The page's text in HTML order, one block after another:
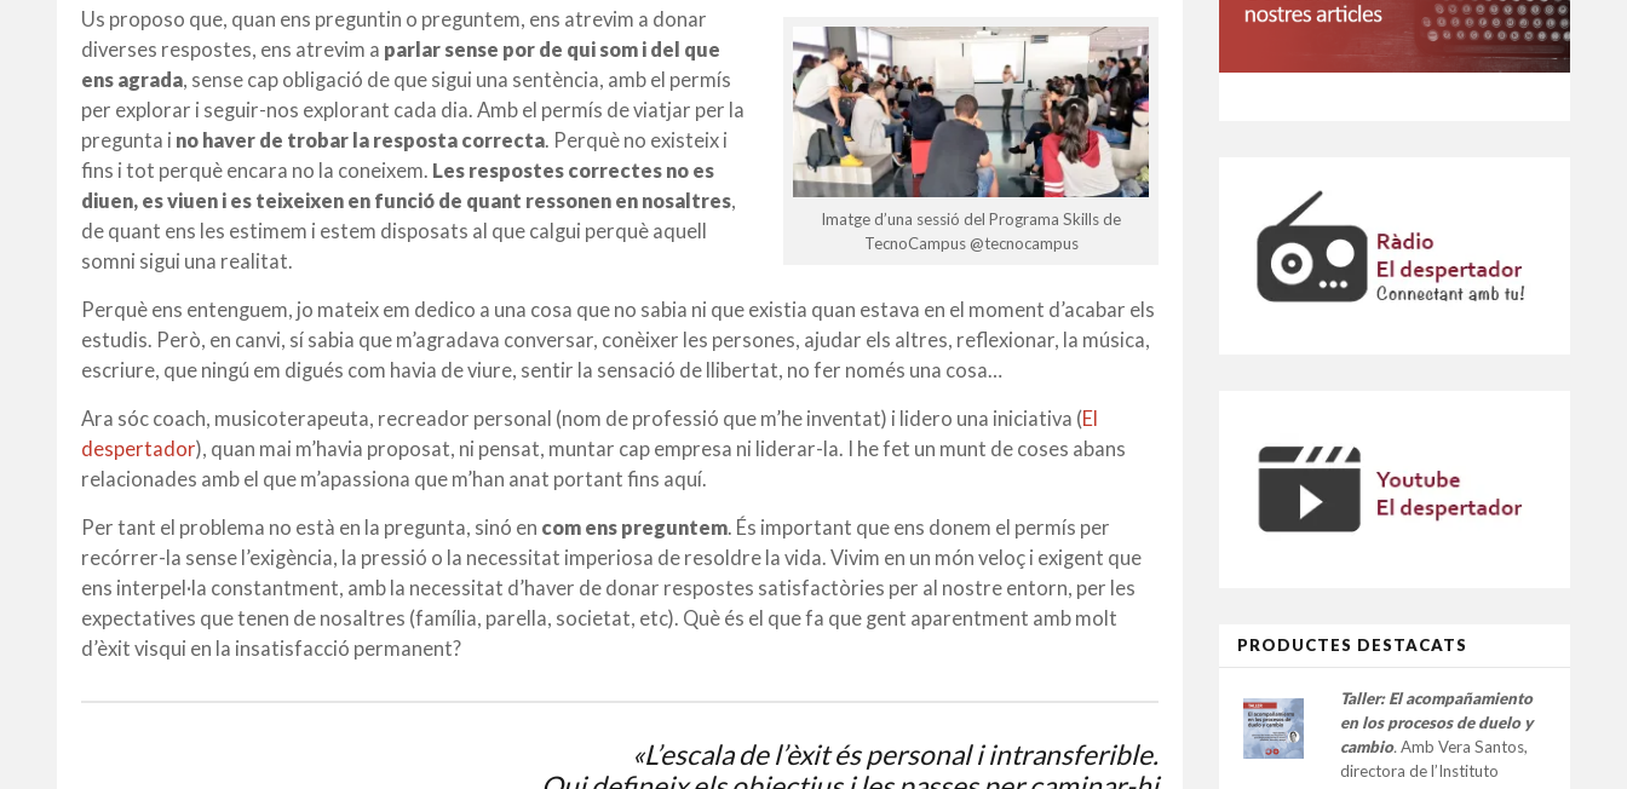
Imatge d’una sessió del Programa Skills de
TecnoCampus @tecnocampus
Us proposo que, quan ens preguntin o preguntem, ens atrevim a donar
diverses respostes, ens atrevim a parlar sense por de qui som i del que
ens agrada, sense cap obligació de que sigui una sentència, amb el permís
per explorar i seguir-nos explorant cada dia. Amb el permís de viatjar per la
pregunta i no haver de trobar la resposta correcta. Perquè no existeix i
fins i tot perquè encara no la coneixem. Les respostes correctes no es
diuen, es viuen i es teixeixen en funció de quant ressonen en nosaltres,
de quant ens les estimem i estem disposats al que calgui perquè aquell
somni sigui una realitat.
Perquè ens entenguem, jo mateix em dedico a una cosa que no sabia ni que existia quan estava en el moment d’acabar els
estudis. Però, en canvi, sí sabia que m’agradava conversar, conèixer les persones, ajudar els altres, reflexionar, la música,
escriure, que ningú em digués com havia de viure, sentir la sensació de llibertat, no fer només una cosa…
Ara sóc coach, musicoterapeuta, recreador personal (nom de professió que m’he inventat) i lidero una iniciativa (El
despertador), quan mai m’havia proposat, ni pensat, muntar cap empresa ni liderar-la. I he fet un munt de coses abans
relacionades amb el que m’apassiona que m’han anat portant fins aquí.
Per tant el problema no està en la pregunta, sinó en com ens preguntem. És important que ens donem el permís per
recórrer-la sense l’exigència, la pressió o la necessitat imperiosa de resoldre la vida. Vivim en un món veloç i exigent que
ens interpel·la constantment, amb la necessitat d’haver de donar respostes satisfactòries per al nostre entorn, per les
expectatives que tenen de nosaltres (família, parella, societat, etc). Què és el que fa que gent aparentment amb molt
d’èxit visqui en la insatisfacció permanent?
«L’escala de l’èxit és personal i intransferible.
PRODUCTES DESTACATS
Taller: El acompañamiento
en los procesos de duelo y
cambio. Amb Vera Santos,
directora de l’Instituto